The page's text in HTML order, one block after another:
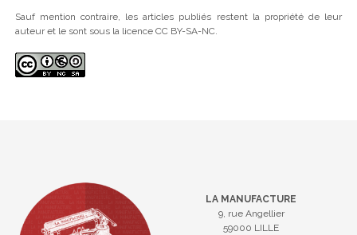
Sauf mention contraire, les articles publiés restent la propriété de leur
auteur et le sont sous la licence CC BY-SA-NC.
LA MANUFACTURE
9, rue Angellier
59000 LILLE